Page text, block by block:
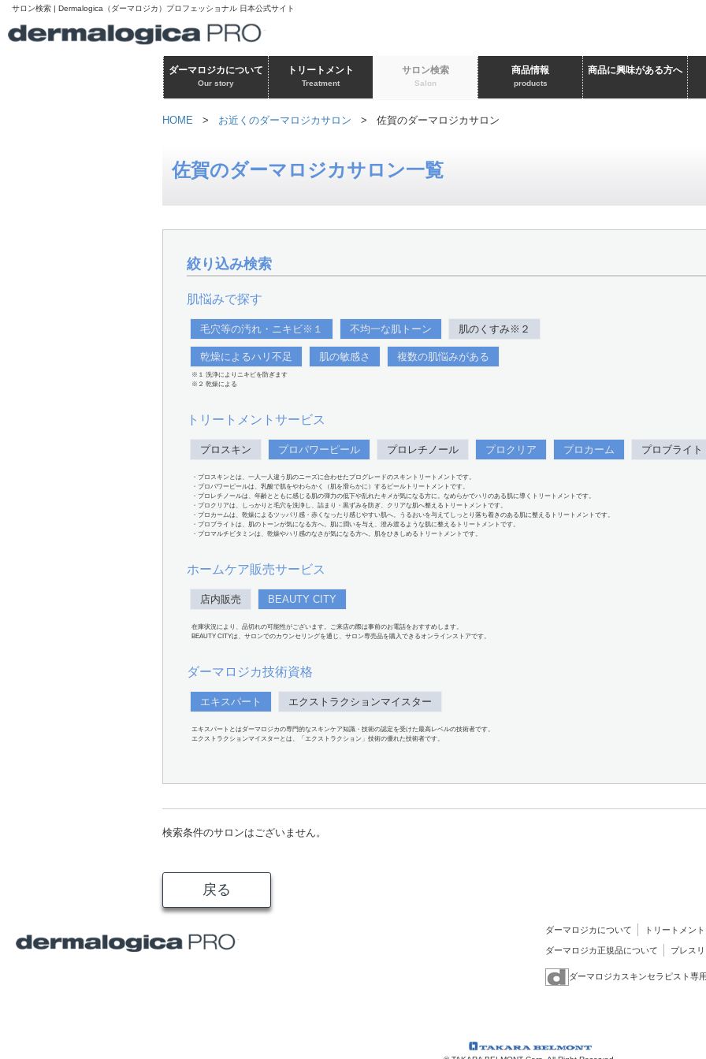
サロン検索 | Dermalogica（ダーマロジカ）プロフェッショナル 日本公式サイト
ダーマロジカについて
Our story
トリートメント
Treatment
サロン検索
Salon
商品情報
products
商品に興味がある方へ
HOME > お近くのダーマロジカサロン > 佐賀のダーマロジカサロン
佐賀のダーマロジカサロン一覧
絞り込み検索
肌悩みで探す
毛穴等の汚れ・ニキビ※１ 不均一な肌トーン 肌のくすみ※２
乾燥によるハリ不足 肌の敏感さ 複数の肌悩みがある
※１ 洗浄によりニキビを防ぎます
※２ 乾燥による
トリートメントサービス
プロスキン プロパワーピール プロレチノール プロクリア プロカーム プロブライト
・プロスキンとは、一人一人違う肌のニーズに合わせたプログレードのスキントリートメントです。
・プロパワーピールは、乳酸で肌をやわらかく（肌を滑らかに）するピールトリートメントです。
・プロレチノールは、年齢とともに感じる肌の弾力の低下や乱れたキメが気になる方に。なめらかでハリのある肌に導くトリートメントです。
・プロクリアは、しっかりと毛穴を洗浄し、詰まり・黒ずみを防ぎ、クリアな肌へ整えるトリートメントです。
・プロカームは、乾燥によるツッパリ感・赤くなったり感じやすい肌へ。うるおいを与えてしっとり落ち着きのある肌に整えるトリートメントです。
・プロブライトは、肌のトーンが気になる方へ。肌に潤いを与え、澄み渡るような肌に整えるトリートメントです。
・プロマルチビタミンは、乾燥やハリ感のなさが気になる方へ。肌をひきしめるトリートメントです。
ホームケア販売サービス
店内販売 BEAUTY CITY
在庫状況により、品切れの可能性がございます。ご来店の際は事前のお電話をおすすめします。
BEAUTY CITYは、サロンでのカウンセリングを通じ、サロン専売品を購入できるオンラインストアです。
ダーマロジカ技術資格
エキスパート エクストラクションマイスター
エキスパートとはダーマロジカの専門的なスキンケア知識・技術の認定を受けた最高レベルの技術者です。
エクストラクションマイスターとは、「エクストラクション」技術の優れた技術者です。
検索条件のサロンはございません。
戻る
ダーマロジカについて トリートメント
ダーマロジカ正規品について プレス
ダーマロジカスキンセラピスト専